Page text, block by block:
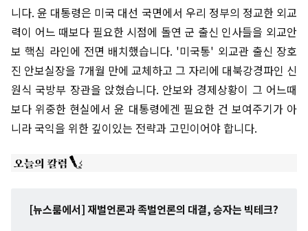
니다. 윤 대통령은 미국 대선 국면에서 우리 정부의 정교한 외교
력이 어느 때보다 필요한 시점에 돌연 군 출신 인사들을 외교안
보 핵심 라인에 전면 배치했습니다. '미국통' 외교관 출신 장호
진 안보실장을 7개월 만에 교체하고 그 자리에 대북강경파인 신
원식 국방부 장관을 앉혔습니다. 안보와 경제상황이 그 어느때
보다 위중한 현실에서 윤 대통령에겐 필요한 건 보여주기가 아
니라 국익을 위한 깊이있는 전략과 고민이어야 합니다.
[뉴스룸에서] 재벌언론과 족벌언론의 대결, 승자는 빅테크?